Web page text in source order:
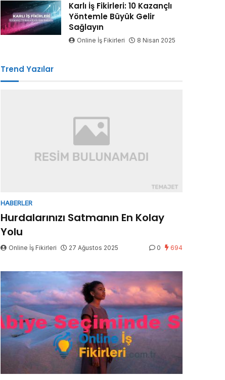
Karlı İş Fikirleri: 10 Kazançlı
Yöntemle Büyük Gelir
Sağlayın
Online İş Fikirleri 8 Nisan 2025
Trend Yazılar
HABERLER
Hurdalarınızı Satmanın En Kolay
Yolu
Online İş Fikirleri 27 Ağustos 2025 0 694